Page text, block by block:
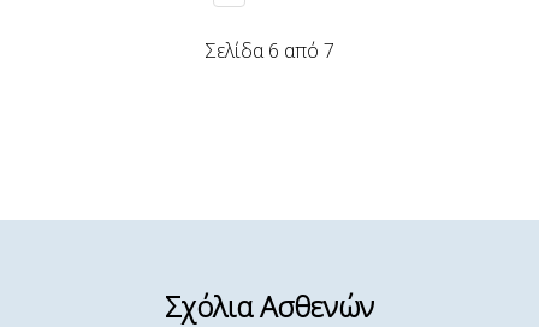
Σελίδα 6 από 7
Σχόλια Ασθενών